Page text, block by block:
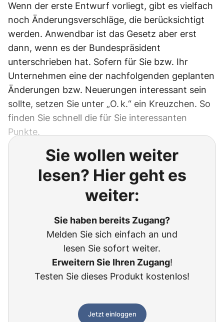
Wenn der erste Entwurf vorliegt, gibt es vielfach
noch Änderungsverschläge, die berücksichtigt
werden. Anwendbar ist das Gesetz aber erst
dann, wenn es der Bundespräsident
unterschrieben hat. Sofern für Sie bzw. Ihr
Unternehmen eine der nachfolgenden geplanten
Änderungen bzw. Neuerungen interessant sein
sollte, setzen Sie unter „O. k.“ ein Kreuzchen. So
finden Sie schnell die für Sie interessanten
Punkte.
Sie wollen weiter
lesen? Hier geht es
weiter:
Sie haben bereits Zugang?
Melden Sie sich einfach an und
lesen Sie sofort weiter.
Erweitern Sie Ihren Zugang!
Testen Sie dieses Produkt kostenlos!
Jetzt einloggen